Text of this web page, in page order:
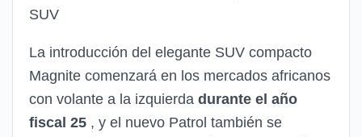
SUV
La introducción del elegante SUV compacto
Magnite comenzará en los mercados africanos
con volante a la izquierda durante el año
fiscal 25 , y el nuevo Patrol también se